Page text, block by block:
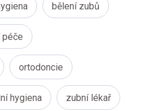
bělení zubů
péče
ortodoncie
hygiena zubní lékař